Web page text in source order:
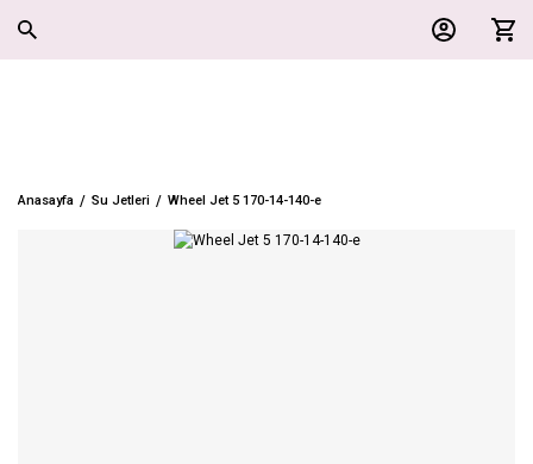
Anasayfa Su Jetleri Wheel Jet 5 170-14-140-e